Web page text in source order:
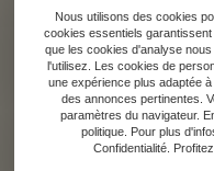
Nous utilisons des cookies
cookies essentiels
que les cookies d'analyse
l'utilisez. Les cookies de
une expérience plus adaptée
des annonces pertinentes.
paramètres du navigateur.
politique. Pour plus
Confidentialité.